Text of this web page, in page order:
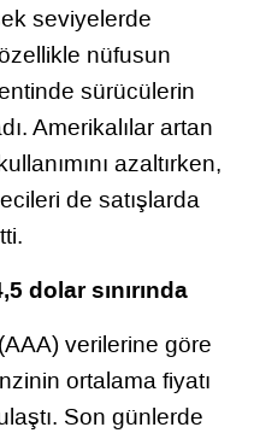
seviyelerde
nüfusun
sürücülerin
Amerikalılar artan
azaltırken,
de satışlarda
dolar sınırında
verilerine göre
ortalama fiyatı
Son günlerde